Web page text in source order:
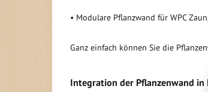
• Modulare Pflanzwand für WPC
Ganz einfach können Sie die
Integration der Pflanzenwand in